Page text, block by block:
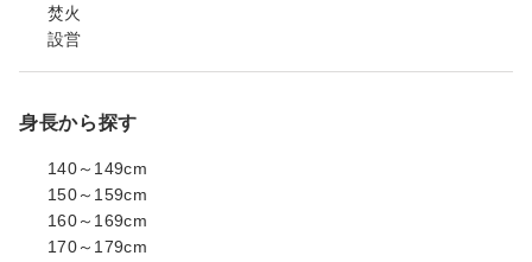
焚火
設営
身長から探す
140～149cm
150～159cm
160～169cm
170～179cm